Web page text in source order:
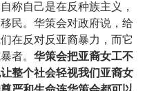
称自己是在反种族主义，
民。华策会对政府说，给
在反对反亚裔暴力，而它
者。 华策会把亚裔女工不
整个社会轻视我们亚裔女